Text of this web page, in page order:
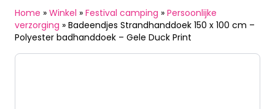
Home » Winkel » Festival camping » Persoonlijke
verzorging » Badeendjes Strandhanddoek 150 x 100 cm –
Polyester badhanddoek – Gele Duck Print